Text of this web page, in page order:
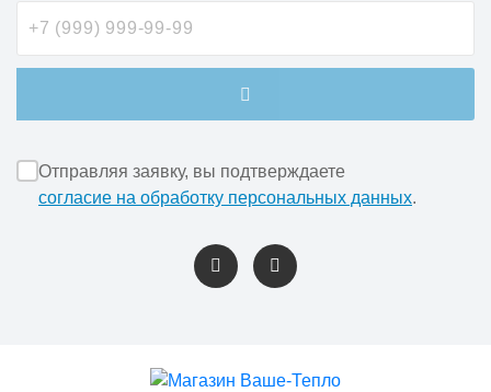
Отправляя заявку, вы подтверждаете
согласие на обработку персональных данных.